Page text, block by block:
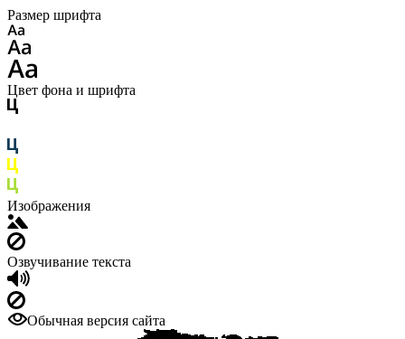
Размер шрифта
Цвет фона и шрифта
Изображения
Озвучивание текста
Обычная версия сайта